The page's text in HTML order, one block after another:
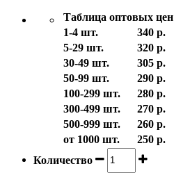
Таблица оптовых цен
1-4 шт.
340 р.
5-29 шт.
320 р.
30-49 шт.
305 р.
50-99 шт.
290 р.
100-299 шт.
280 р.
300-499 шт.
270 р.
500-999 шт.
260 р.
от 1000 шт.
250 р.
Количество